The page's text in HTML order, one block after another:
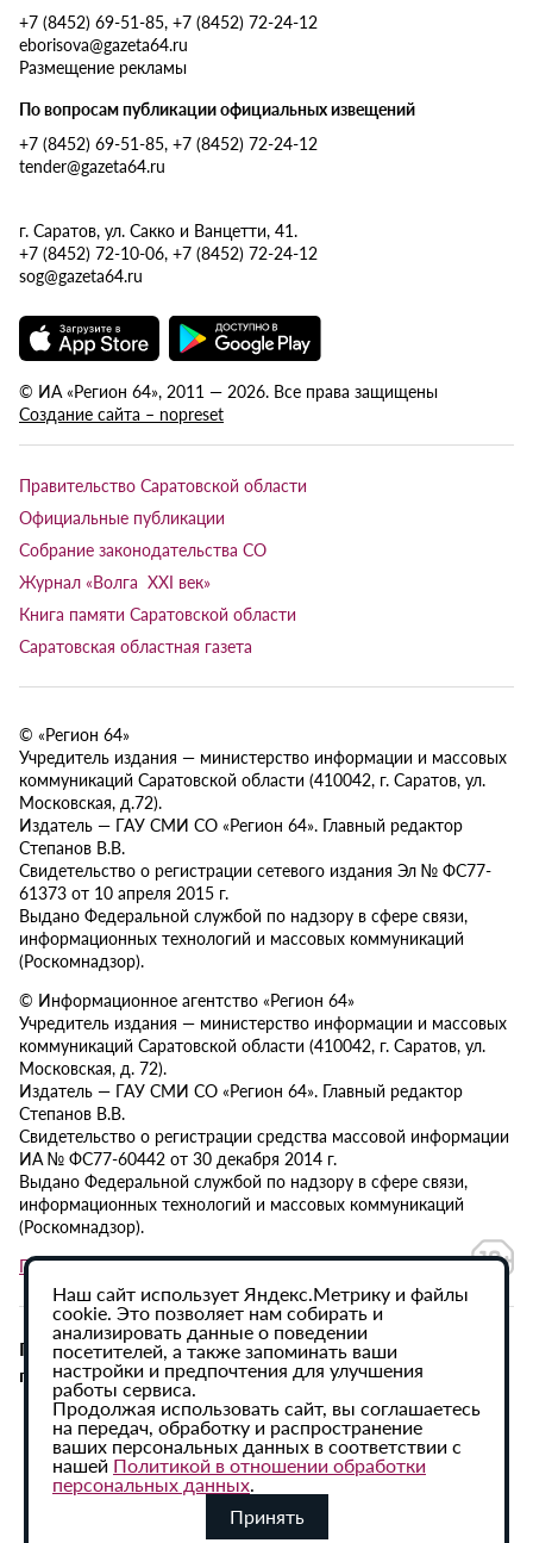
+7 (8452) 69-51-85, +7 (8452) 72-24-12
eborisova@gazeta64.ru
Размещение рекламы
По вопросам публикации официальных извещений
+7 (8452) 69-51-85, +7 (8452) 72-24-12
tender@gazeta64.ru
г. Саратов, ул. Сакко и Ванцетти, 41.
+7 (8452) 72-10-06, +7 (8452) 72-24-12
sog@gazeta64.ru
© ИА «Регион 64», 2011 — 2026. Все права защищены
Создание сайта – nopreset
Правительство Саратовской области
Официальные публикации
Собрание законодательства СО
Журнал «Волга XXI век»
Книга памяти Саратовской области
Саратовская областная газета
© «Регион 64»
Учредитель издания — министерство информации и массовых
коммуникаций Саратовской области (410042, г. Саратов, ул.
Московская, д.72).
Издатель — ГАУ СМИ СО «Регион 64». Главный редактор
Степанов В.В.
Свидетельство о регистрации сетевого издания Эл № ФС77-
61373 от 10 апреля 2015 г.
Выдано Федеральной службой по надзору в сфере связи,
информационных технологий и массовых коммуникаций
(Роскомнадзор).
© Информационное агентство «Регион 64»
Учредитель издания — министерство информации и массовых
коммуникаций Саратовской области (410042, г. Саратов, ул.
Московская, д. 72).
Издатель — ГАУ СМИ СО «Регион 64». Главный редактор
Степанов В.В.
Свидетельство о регистрации средства массовой информации
ИА № ФС77-60442 от 30 декабря 2014 г.
Выдано Федеральной службой по надзору в сфере связи,
информационных технологий и массовых коммуникаций
(Роскомнадзор).
Политика в отношении обработки персональных данных
При использовании материалов сайта активная
гиперссылка на ИА «Регион 64» обязательна.
Наш сайт использует Яндекс.Метрику и файлы
cookie. Это позволяет нам собирать и
анализировать данные о поведении
посетителей, а также запоминать ваши
настройки и предпочтения для улучшения
работы сервиса.
Продолжая использовать сайт, вы соглашаетесь
на передач, обработку и распространение
ваших персональных данных в соответствии с
нашей Политикой в отношении обработки
персональных данных.
Принять